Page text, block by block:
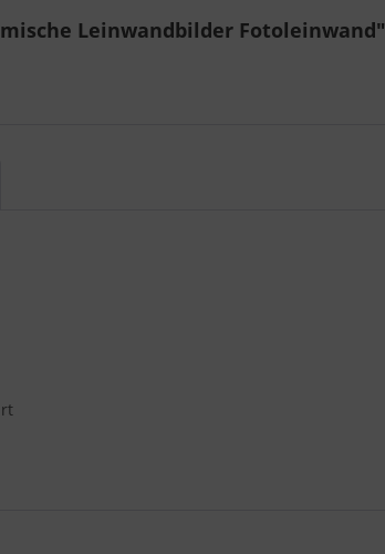
Leinwandbilder Fotoleinwand"